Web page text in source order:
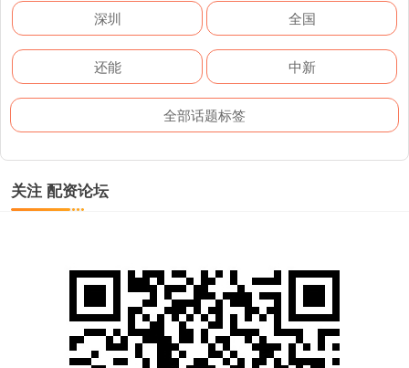
深圳 全国
还能 中新
全部话题标签
关注 配资论坛